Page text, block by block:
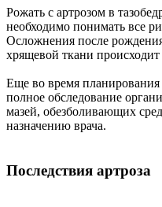
Рожать с артрозом в
необходимо понимать все
Осложнения после
хрящевой ткани
Еще во время
полное обследование
мазей, обезболивающих
назначению врача.
Последствия артроза